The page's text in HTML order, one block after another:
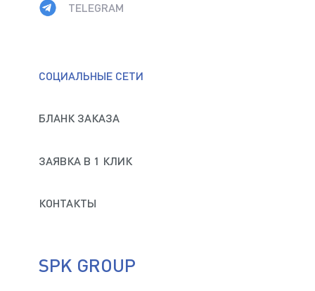
СОЦИАЛЬНЫЕ СЕТИ
БЛАНК ЗАКАЗА
ЗАЯВКА В 1 КЛИК
КОНТАКТЫ
TELEGRAM
SPK GROUP